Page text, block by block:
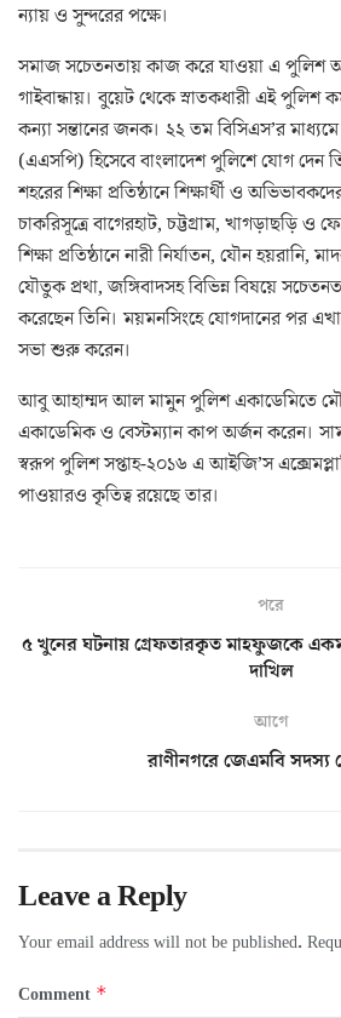
ন্যায় ও সুন্দরের পক্ষে।
সমাজ সচেতনতায় কাজ করে যাওয়া এ পুলিশ
গাইবান্ধায়। বুয়েট থেকে স্নাতকধারী এই পুলিশ
কন্যা সন্তানের জনক। ২২ তম বিসিএস’র
(এএসপি) হিসেবে বাংলাদেশ পুলিশে যোগ দেন
শহরের শিক্ষা প্রতিষ্ঠানে শিক্ষার্থী ও
চাকরিসূত্রে বাগেরহাট, চট্টগ্রাম, খাগড়াছড়ি ও
শিক্ষা প্রতিষ্ঠানে নারী নির্যাতন, যৌন হয়রানি,
যৌতুক প্রথা, জঙ্গিবাদসহ বিভিন্ন বিষয়ে
করেছেন তিনি। ময়মনসিংহে যোগদানের পর
সভা শুরু করেন।
আবু আহাম্মদ আল মামুন পুলিশ একাডেমিতে
একাডেমিক ও বেস্টম্যান কাপ অর্জন করেন।
স্বরূপ পুলিশ সপ্তাহ-২০১৬ এ আইজি’স
পাওয়ারও কৃতিত্ব রয়েছে তার।
পরে
৫ খুনের ঘটনায় গ্রেফতারকৃত মাহফুজকে
দাখিল
আগে
রাণীনগরে জেএমবি সদস্য
Leave a Reply
Your email address will not be published.
Comment *